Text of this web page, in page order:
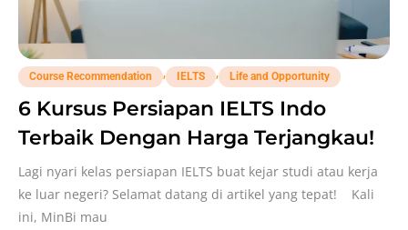
Course Recommendation , IELTS , Life and Opportunity
6 Kursus Persiapan IELTS Indo
Terbaik Dengan Harga Terjangkau!
Lagi nyari kelas persiapan IELTS buat kejar studi atau kerja
ke luar negeri? Selamat datang di artikel yang tepat! Kali
ini, MinBi mau